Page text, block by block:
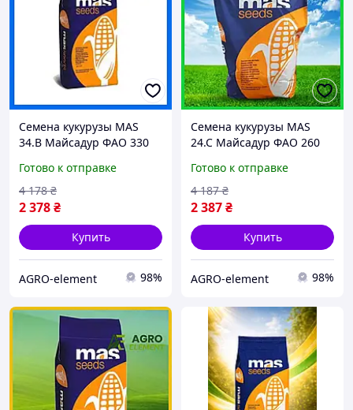
Семена кукурузы MAS
34.B Майсадур ФАО 330
урожайности
Готово к отправке
2 378₴
4 178 ₴
Купить
AGRO-element 98%
Семена кукурузы MAS
24.C Майсадур ФАО 260
урожайности
Готово к отправке
2 387₴
4 187 ₴
Купить
AGRO-element 98%